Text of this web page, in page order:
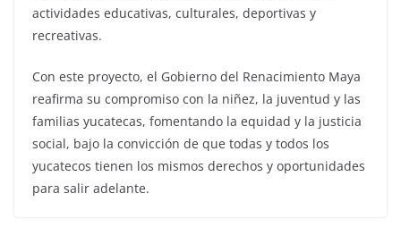
actividades educativas, culturales, deportivas y
recreativas.
Con este proyecto, el Gobierno del Renacimiento Maya
reafirma su compromiso con la niñez, la juventud y las
familias yucatecas, fomentando la equidad y la justicia
social, bajo la convicción de que todas y todos los
yucatecos tienen los mismos derechos y oportunidades
para salir adelante.